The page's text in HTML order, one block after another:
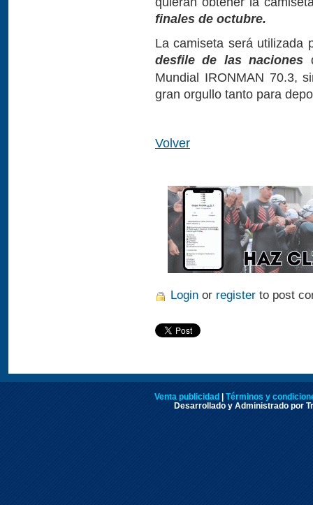
finales de octubre.
La camiseta será utilizada
desfile de las naciones
Mundial IRONMAN 70.3,
gran orgullo tanto para
Volver
Login or register to post
Venta publicidad | Términos y
Desarrollado y Administrado por